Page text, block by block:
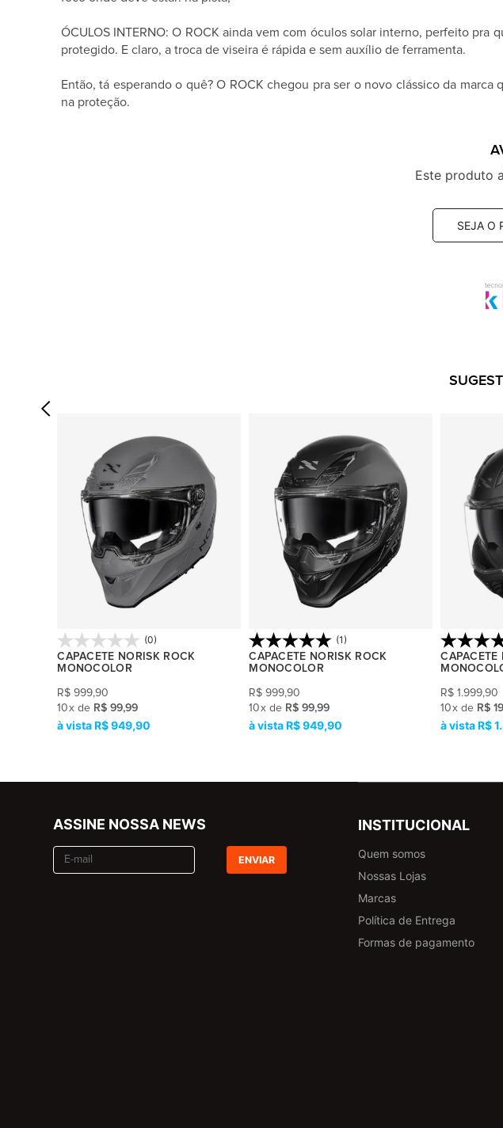
ÓCULOS INTERNO: O ROCK ainda vem com óculos solar interno, perfeito
protegido. E claro, a troca de viseira é rápida e sem auxílio de ferramenta.
Então, tá esperando o quê? O ROCK chegou pra ser o novo clássico da
na proteção.
Este produto
SEJA O
(0)
CAPACETE NORISK ROCK
MONOCOLOR
R$ 999,90
10x de R$ 99,99
R$ 949,90
(1)
CAPACETE NORISK ROCK
MONOCOLOR
R$ 999,90
10x de R$ 99,99
R$ 949,90
CAPACETE
R$ 1.999,90
10x de R$
R$
ASSINE NOSSA NEWS
ENVIAR
INSTITUCIONAL
Quem somos
Nossas Lojas
Marcas
Política de Entrega
Formas de pagamento